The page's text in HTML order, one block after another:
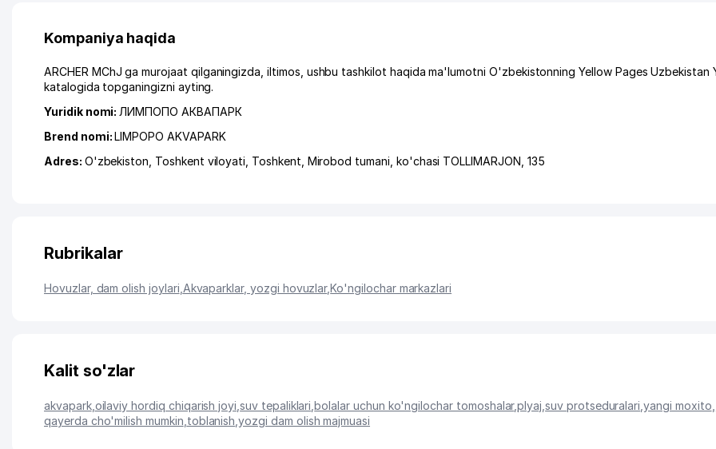
Kompaniya haqida
ARCHER MChJ ga murojaat qilganingizda, iltimos, ushbu tashkilot haqida ma'lumotni O'zbekistonning Yellow Pages Uzbekistan
katalogida topganingizni ayting.
Yuridik nomi: ЛИМПОПО АКВАПАРК
Brend nomi:LIMPOPO AKVAPARK
Adres: O'zbekiston, Toshkent viloyati Toshkent Mirobod tumani ko'chasi TOLLIMARJON , 135
Rubrikalar
Hovuzlar, dam olish joylari Akvaparklar, yozgi hovuzlar,Ko'ngilochar markazlari
Kalit so'zlar
akvapark, oilaviy hordiq chiqarish joyi ,suv tepaliklari ,bolalar uchun ko'ngilochar tomoshalar,plyaj ,suv protseduralari ,yangi moxito
qayerda cho'milish mumkin toblanish ,yozgi dam olish majmuasi